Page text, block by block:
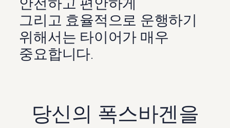
그리고 효율적으로 운행하기
위해서는 타이어가 매우
중요합니다.
당신의 폭스바겐을